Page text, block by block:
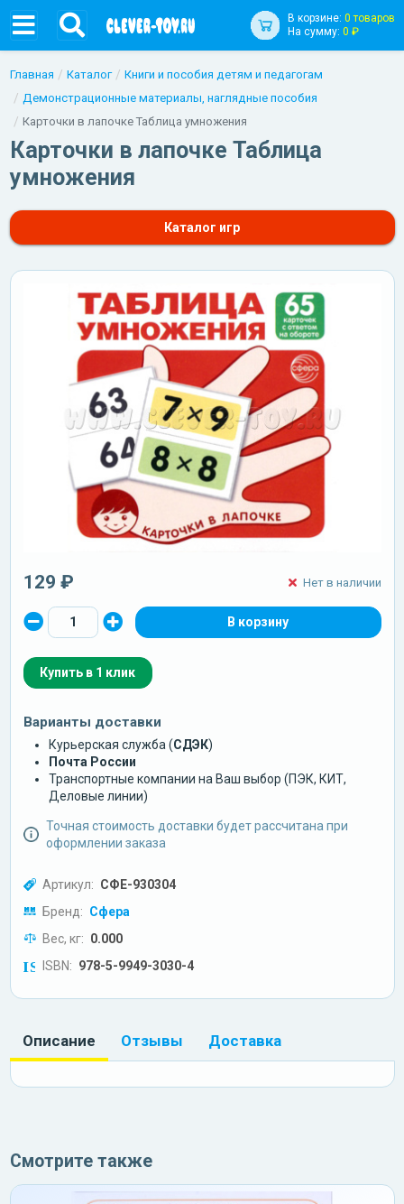
В корзине: 0 товаров
На сумму: 0 ₽
Главная Каталог
Книги и пособия детям и педагогам
Демонстрационные материалы, наглядные пособия
Карточки в лапочке Таблица умножения
Карточки в лапочке Таблица
умножения
Каталог игр
129 ₽ Нет в наличии
Купить в 1 клик
Варианты доставки
Курьерская служба (СДЭК)
Почта России
Транспортные компании на Ваш выбор (ПЭК, КИТ,
Деловые линии)
Точная стоимость доставки будет рассчитана при
оформлении заказа
Артикул: СФЕ-930304
Бренд: Сфера
Вес, кг: 0.000
ISBN: 978-5-9949-3030-4
Описание Отзывы Доставка
Смотрите также